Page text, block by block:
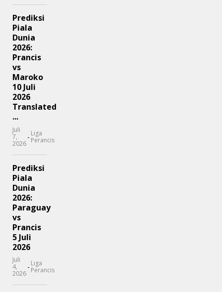
Prediksi
Piala
Dunia
2026:
Prancis
vs
Maroko
10 Juli
2026
Translated
...
Juli
7,
2026
- Liga
Perancis
Prediksi
Piala
Dunia
2026:
Paraguay
vs
Prancis
5 Juli
2026
Juli
4,
2026
- Liga
Perancis